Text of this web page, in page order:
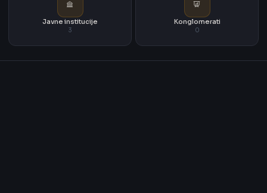
Javne institucije
3
Konglomerati
0